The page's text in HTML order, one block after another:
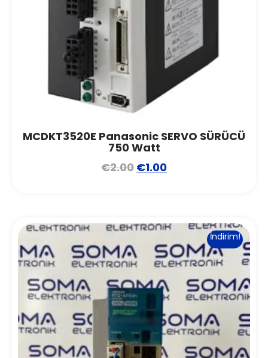
MCDKT3520E Panasonic SERVO SÜRÜCÜ
750 Watt
€2.00 €1.00
İndirim!